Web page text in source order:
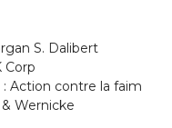
S. Dalibert
Corp
Action contre la faim
Wernicke